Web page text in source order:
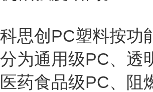
科思创PC塑料按功
分为通用级PC、透
医药食品级PC、阻